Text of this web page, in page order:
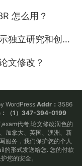
怎么用？
和创新思维的技巧
文修改？
WordPress Addr： 3586
：（1）347-394-0199
代考,论文修改润色的
加拿大、英国、澳洲、新
服务，我们保护您的个人
的形式发送给您. 您的付款
您的安全。